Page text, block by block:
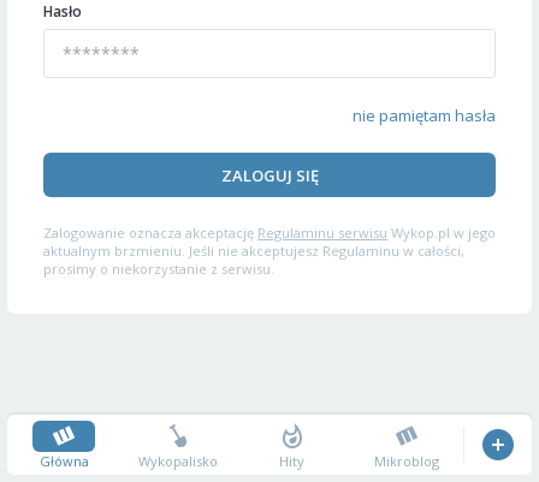
Hasło
nie pamiętam hasła
ZALOGUJ SIĘ
Zalogowanie oznacza akceptację Regulaminu serwisu Wykop.pl w jego
aktualnym brzmieniu. Jeśli nie akceptujesz Regulaminu w całości,
prosimy o niekorzystanie z serwisu.
Główna Wykopalisko Hity Mikroblog